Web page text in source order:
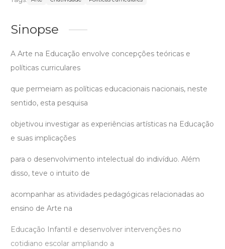
Sinopse
A Arte na Educação envolve concepções teóricas e
políticas curriculares
que permeiam as políticas educacionais nacionais, neste
sentido, esta pesquisa
objetivou investigar as experiências artísticas na Educação
e suas implicações
para o desenvolvimento intelectual do indivíduo. Além
disso, teve o intuito de
acompanhar as atividades pedagógicas relacionadas ao
ensino de Arte na
Educação Infantil e desenvolver intervenções no
cotidiano escolar ampliando a